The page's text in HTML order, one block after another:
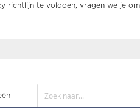
richtlijn te voldoen, vragen we je